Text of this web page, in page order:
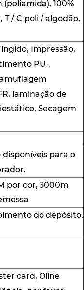
100%
T / C poli / algodão,
Impressão,
PU 、
laminação de
Secagem
disponíveis para o
por cor, 3000m
do depósito.
card, Oline